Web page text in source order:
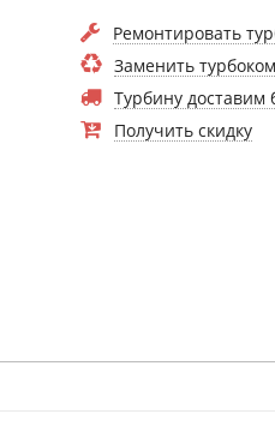
Ремонтировать
Заменить
Турбину доставим
Получить скидку